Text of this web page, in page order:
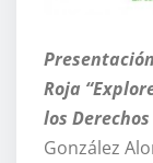
Roja
los
González